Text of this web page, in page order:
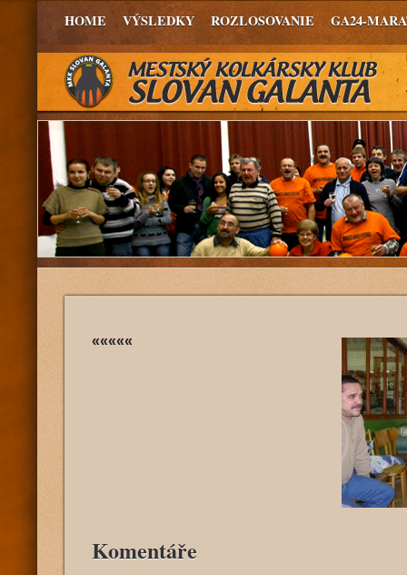
HOME VÝSLEDKY ROZLOSOVANIE GA24-
«««««
Komentáře